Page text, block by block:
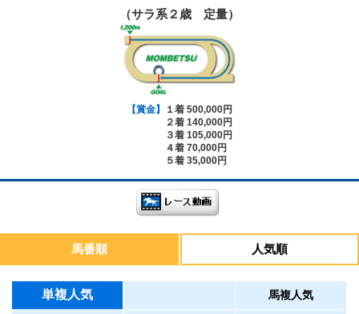
（サラ系２歳 定量）
【賞金】
１着 500,000円
２着 140,000円
３着 105,000円
４着 70,000円
５着 35,000円
馬番順 人気順
単複人気 馬複人気